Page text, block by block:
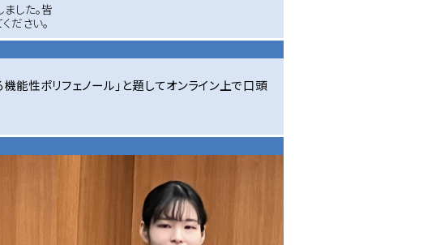
した。皆
ださい。
能性ポリフェノール」と題してオンライン上で口頭